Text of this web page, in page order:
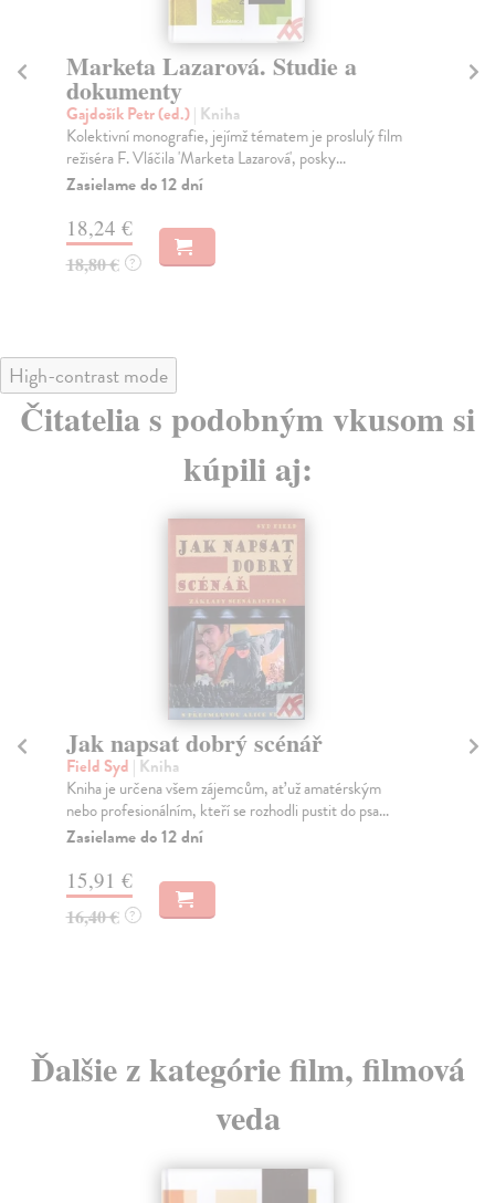
Marketa Lazarová. Studie a
dokumenty
Gajdošík Petr (ed.)| Kniha
Kolektivní monografie, jejímž tématem je proslulý film
režiséra F. Vláčila 'Marketa Lazarová', posky...
Zasielame do 12 dní
18,24 €
18,80 € ?
High-contrast mode
Čitatelia s podobným vkusom si
kúpili aj:
Jak napsat dobrý scénář
Field Syd | Kniha
Kniha je určena všem zájemcům, ať už amatérským
nebo profesionálním, kteří se rozhodli pustit do psa...
Zasielame do 12 dní
15,91 €
16,40 € ?
Ďalšie z kategórie film, filmová
veda